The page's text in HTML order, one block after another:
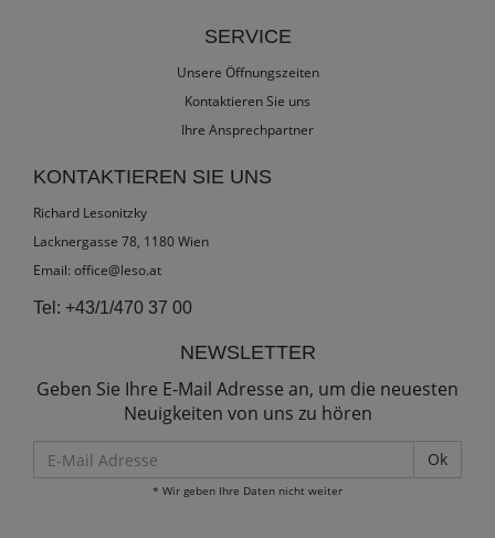
SERVICE
Unsere Öffnungszeiten
Kontaktieren Sie uns
Ihre Ansprechpartner
KONTAKTIEREN SIE UNS
Richard Lesonitzky
Lacknergasse 78, 1180 Wien
Email: office@leso.at
Tel: +43/1/470 37 00
NEWSLETTER
Geben Sie Ihre E-Mail Adresse an, um die neuesten
Neuigkeiten von uns zu hören
Mail
Adresse
* Wir geben Ihre Daten nicht weiter